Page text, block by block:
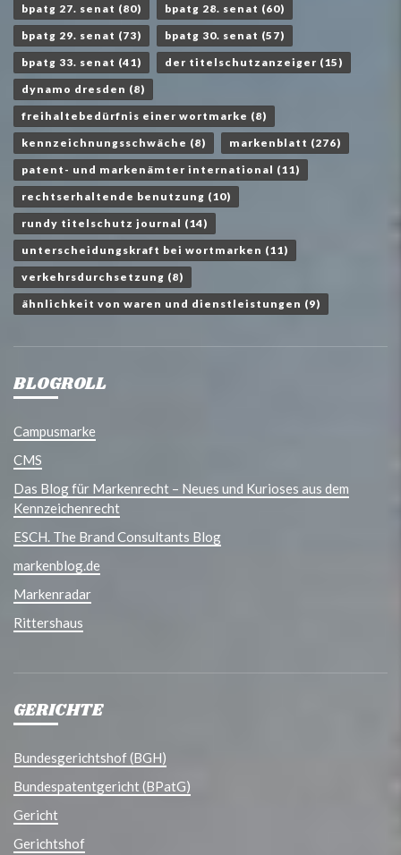
bpatg 27. senat (80) bpatg 28. senat (60)
bpatg 29. senat (73) bpatg 30. senat (57)
bpatg 33. senat (41) der titelschutzanzeiger (15)
dynamo dresden (8)
freihaltebedürfnis einer wortmarke (8)
kennzeichnungsschwäche (8) markenblatt (276)
patent- und markenämter international (11)
rechtserhaltende benutzung (10)
rundy titelschutz journal (14)
unterscheidungskraft bei wortmarken (11)
verkehrsdurchsetzung (8)
ähnlichkeit von waren und dienstleistungen (9)
BLOGROLL
Campusmarke
CMS
Das Blog für Markenrecht – Neues und Kurioses aus dem
Kennzeichenrecht
ESCH. The Brand Consultants Blog
markenblog.de
Markenradar
Rittershaus
GERICHTE
Bundesgerichtshof (BGH)
Bundespatentgericht (BPatG)
Gericht
Gerichtshof